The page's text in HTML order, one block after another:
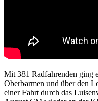
Mit 381 Radfahrenden ging
Oberbarmen und über den
einer Fahrt durch das